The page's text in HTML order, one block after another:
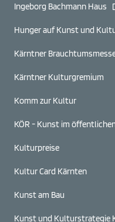
Ingeborg Bachmann Haus
Hunger auf Kunst und
Kärntner
Kärntner Kulturgremium
Komm zur Kultur
KÖR - Kunst im
Kulturpreise
Kultur Card Kärnten
Kunst am Bau
Kunst und Kulturstrategie